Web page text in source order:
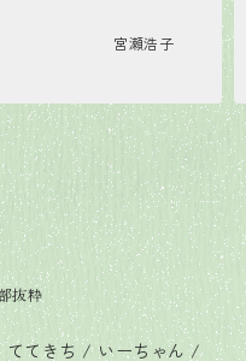
宮瀬浩子
抜粋
てきち / いーちゃん /